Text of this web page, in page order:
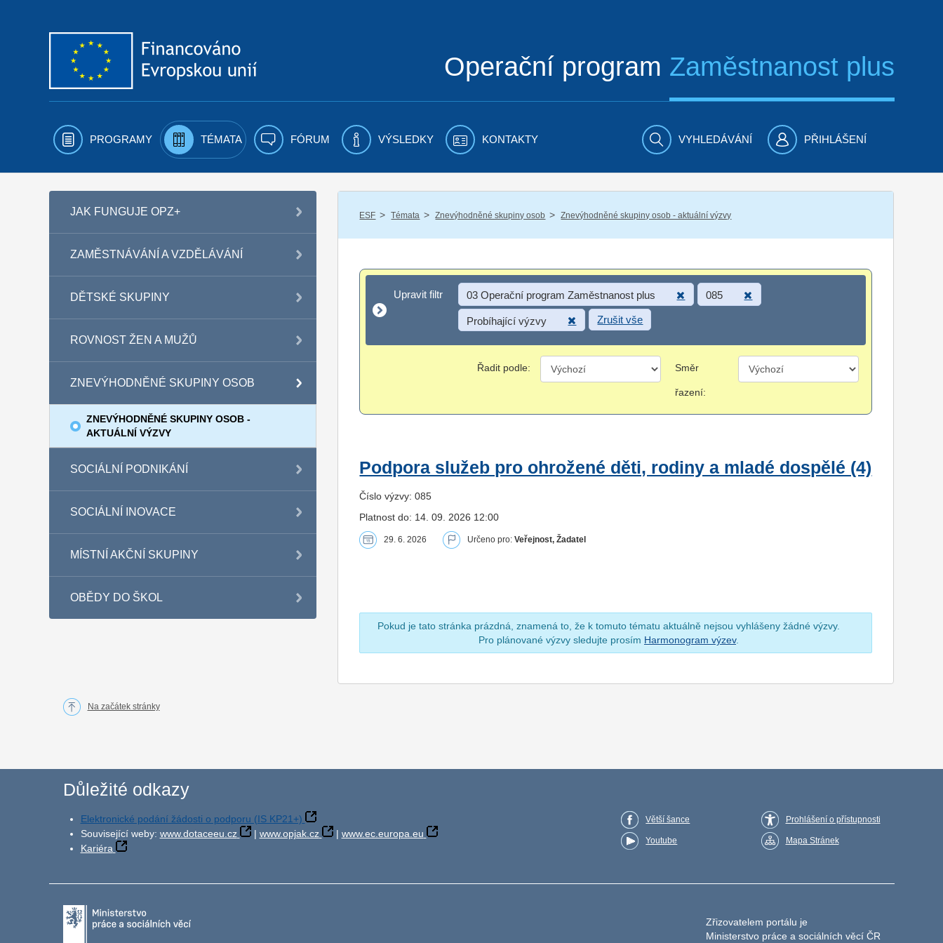
Operační program Zaměstnanost plus
PROGRAMY TÉMATA FÓRUM VÝSLEDKY KONTAKTY VYHLEDÁVÁNÍ PŘIHLÁŠENÍ
JAK FUNGUJE OPZ+
ZAMĚSTNÁVÁNÍ A VZDĚLÁVÁNÍ
DĚTSKÉ SKUPINY
ROVNOST ŽEN A MUŽŮ
ZNEVÝHODNĚNÉ SKUPINY OSOB
ZNEVÝHODNĚNÉ SKUPINY OSOB -
AKTUÁLNÍ VÝZVY
SOCIÁLNÍ PODNIKÁNÍ
SOCIÁLNÍ INOVACE
MÍSTNÍ AKČNÍ SKUPINY
OBĚDY DO ŠKOL
ESF / Témata / Znevýhodněné skupiny osob / Znevýhodněné skupiny osob - aktuální výzvy
Upravit filtr
Upravit filtr 03 Operační program Zaměstnanost plus 085
Probíhající výzvy Zrušit vše
Řadit podle: Směr
řazení:
Podpora služeb pro ohrožené děti, rodiny a mladé dospělé (4)
Číslo výzvy: 085
Platnost do: 14. 09. 2026 12:00
29. 6. 2026 Určeno pro:Veřejnost, Žadatel
Pokud je tato stránka prázdná, znamená to, že k tomuto tématu aktuálně nejsou vyhlášeny žádné výzvy.
Pro plánované výzvy sledujte prosím Harmonogram výzev.
Na začátek stránky
Důležité odkazy
Elektronické podání žádosti o podporu (IS KP21+)
Související weby: www.dotaceeu.cz | www.opjak.cz | www.ec.europa.eu
Kariéra
Větší šance
Youtube
Prohlášení o přístupnosti
Mapa Stránek
Zřizovatelem portálu je
Ministerstvo práce a sociálních věcí ČR